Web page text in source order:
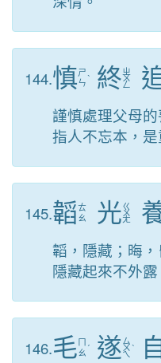
144.慎ㄕ
ㄣˋ 終ㄓ
ㄨ
ㄥ
謹慎處理父母
指人不忘本，
145.韜ㄊ
ㄠ
光ㄍ
ㄨ
ㄤ
韜，隱藏；晦
隱藏起來不外露
146.毛 ㄇ
ㄠ ˊ 遂ㄙ
ㄨ
ㄟ
ˋ